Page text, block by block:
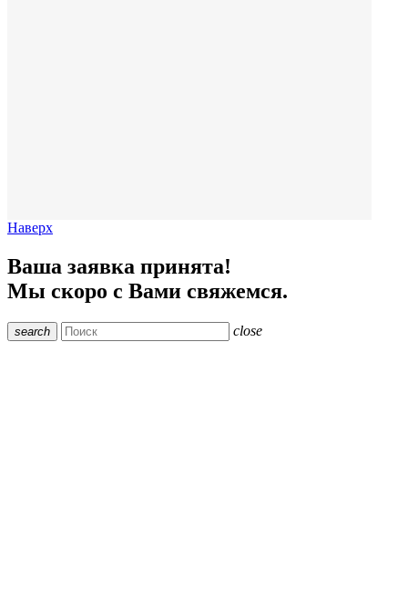
Наверх
Ваша заявка принята!
Мы скоро с Вами свяжемся.
search close